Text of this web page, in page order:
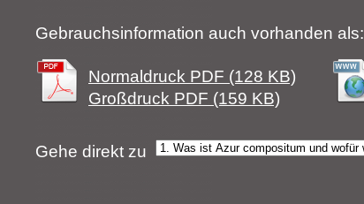
Gebrauchsinformation auch vorhanden als:
Normaldruck PDF (128 KB)
Großdruck PDF (159 KB)
Gehe direkt zu